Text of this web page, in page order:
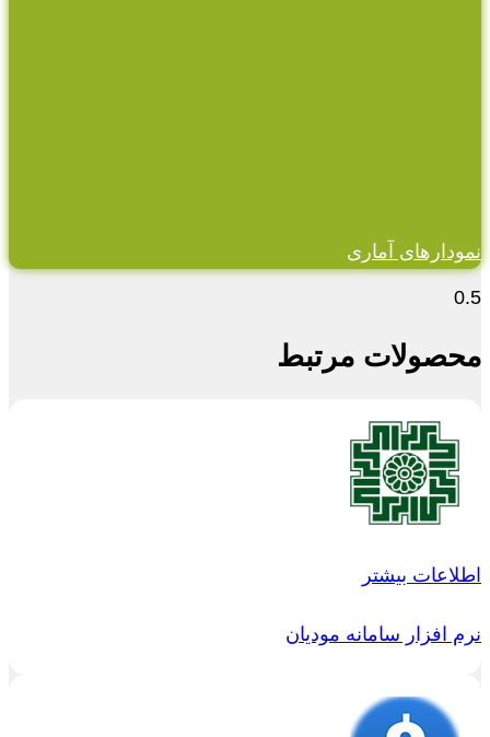
نمودارهای آماری
محصولات مرتبط
اطلاعات بیشتر
نرم افزار سامانه مودیان